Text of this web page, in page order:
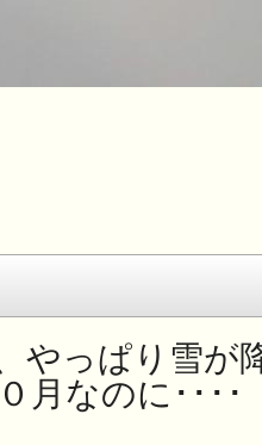
やっぱり雪が
月なのに････